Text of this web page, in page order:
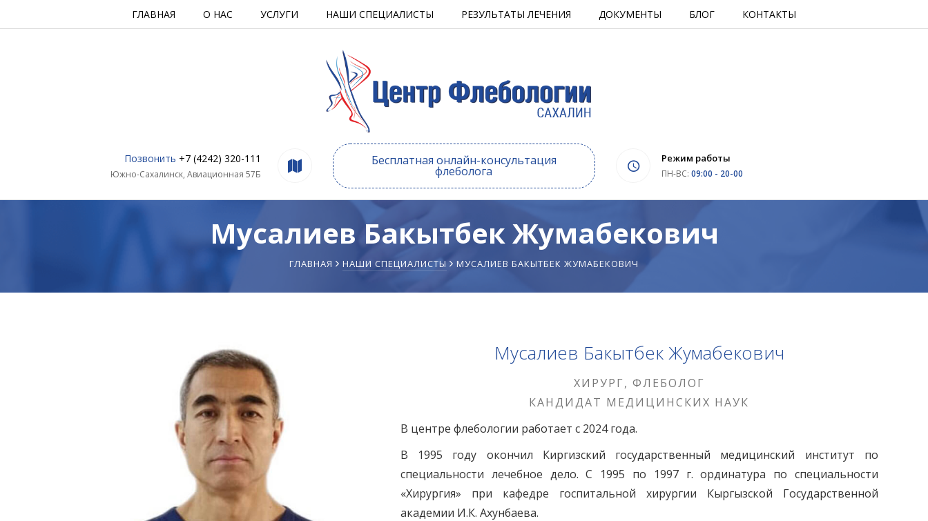
ГЛАВНАЯ О НАС УСЛУГИ НАШИ СПЕЦИАЛИСТЫ РЕЗУЛЬТАТЫ ЛЕЧЕНИЯ ДОКУМЕНТЫ БЛОГ КОНТАКТЫ
Позвонить +7 (4242) 320-111
Южно-Сахалинск, Авиационная 57Б
Режим работы
ПН-ВС: 09:00 - 20-00
Бесплатная онлайн-консультация
флеболога
Мусалиев Бакытбек Жумабекович
ГЛАВНАЯ НАШИ СПЕЦИАЛИСТЫ МУСАЛИЕВ БАКЫТБЕК ЖУМАБЕКОВИЧ
Мусалиев Бакытбек Жумабекович
ХИРУРГ, ФЛЕБОЛОГ
КАНДИДАТ МЕДИЦИНСКИХ НАУК
В центре флебологии работает с 2024 года.
В 1995 году окончил Киргизский государственный медицинский институт по
специальности лечебное дело. С 1995 по 1997 г. ординатура по специальности
«Хирургия» при кафедре госпитальной хирургии Кыргызской Государственной
академии И.К. Ахунбаева.